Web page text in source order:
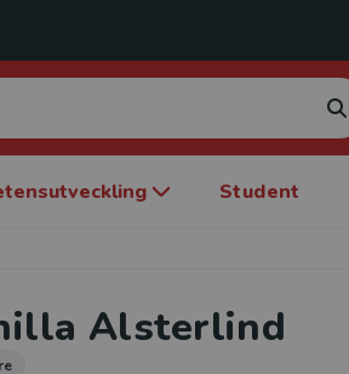
Student
Alsterlind